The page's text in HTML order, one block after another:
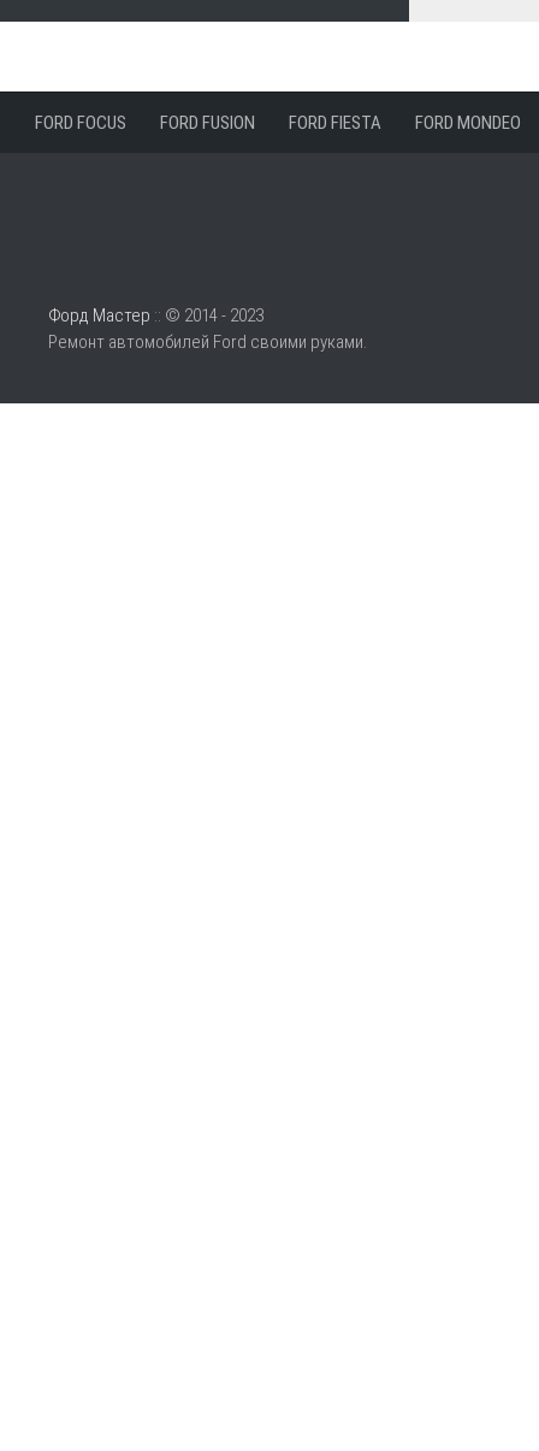
FORD FOCUS FORD FUSION FORD FIESTA FORD MONDEO
Форд Мастер :: © 2014 - 2023
Ремонт автомобилей Ford своими руками.